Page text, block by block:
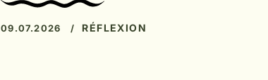
09.07.2026 / RÉFLEXION